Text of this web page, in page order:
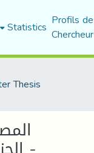
Statistics Profils
Thesis